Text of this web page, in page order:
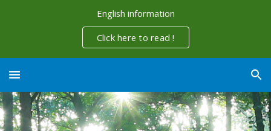
English information
Click here to read !